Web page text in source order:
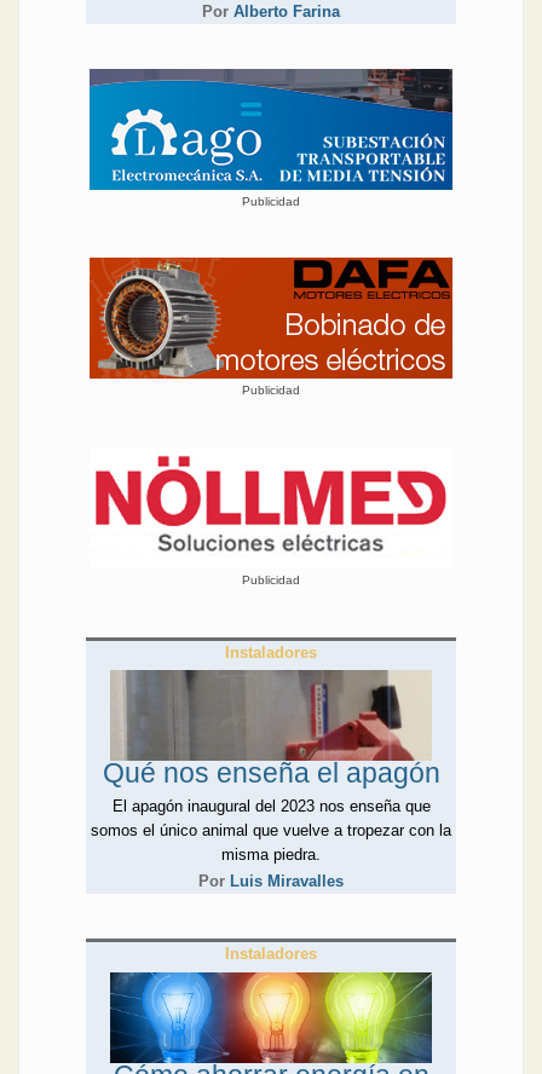
Por Alberto Farina
Publicidad
Publicidad
Publicidad
Instaladores
Qué nos enseña el apagón
El apagón inaugural del 2023 nos enseña que
somos el único animal que vuelve a tropezar con la
misma piedra.
Por Luis Miravalles
Instaladores